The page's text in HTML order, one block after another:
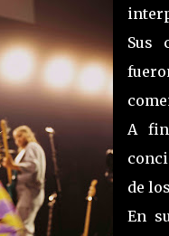
Sus
A
de
En